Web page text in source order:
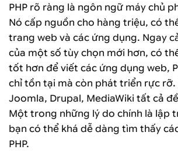
PHP rõ ràng là ngôn ngữ máy chủ
Nó cấp nguồn cho hàng triệu, có
trang web và các ứng dụng. Ngay
của một số tùy chọn mới hơn, có
tốt hơn để viết các ứng dụng web,
chỉ tồn tại mà còn phát triển rực rỡ.
Joomla, Drupal, MediaWiki tất cả
Một trong những lý do chính là lập
bạn có thể khá dễ dàng tìm thấy
PHP.